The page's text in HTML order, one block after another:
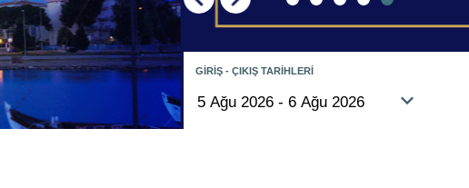
GİRİŞ - ÇIKIŞ TARİHLERİ